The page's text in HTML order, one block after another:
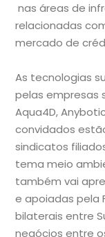
nas áreas de
relacionadas
mercado de
As tecnologias
pelas empresas
Aqua4D,
convidados
sindicatos
tema meio
também vai
e apoiadas pela
bilaterais entre
negócios entre